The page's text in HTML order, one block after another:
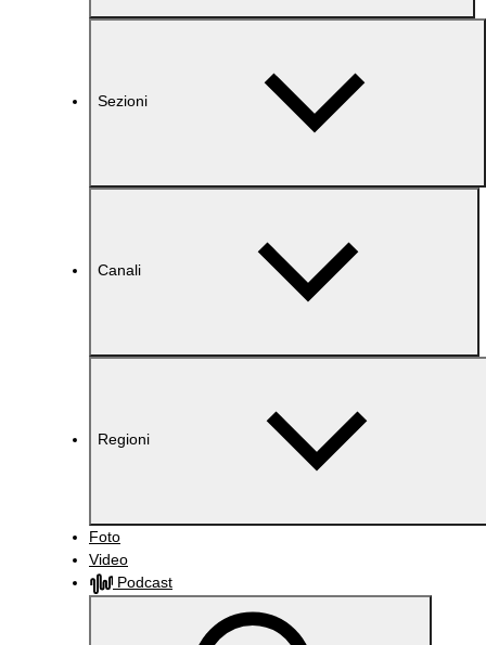
Sezioni
Canali
Regioni
Foto
Video
Podcast